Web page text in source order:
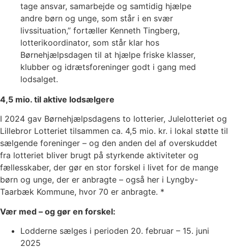
tage ansvar, samarbejde og samtidig hjælpe
andre børn og unge, som står i en svær
livssituation,” fortæller Kenneth Tingberg,
lotterikoordinator, som står klar hos
Børnehjælpsdagen til at hjælpe friske klasser,
klubber og idrætsforeninger godt i gang med
lodsalget.
4,5 mio. til aktive lodsælgere
I 2024 gav Børnehjælpsdagens to lotterier, Julelotteriet og
Lillebror Lotteriet tilsammen ca. 4,5 mio. kr. i lokal støtte til
sælgende foreninger – og den anden del af overskuddet
fra lotteriet bliver brugt på styrkende aktiviteter og
fællesskaber, der gør en stor forskel i livet for de mange
børn og unge, der er anbragte – også her i Lyngby-
Taarbæk Kommune, hvor 70 er anbragte. *
Vær med – og gør en forskel:
Lodderne sælges i perioden 20. februar – 15. juni
2025